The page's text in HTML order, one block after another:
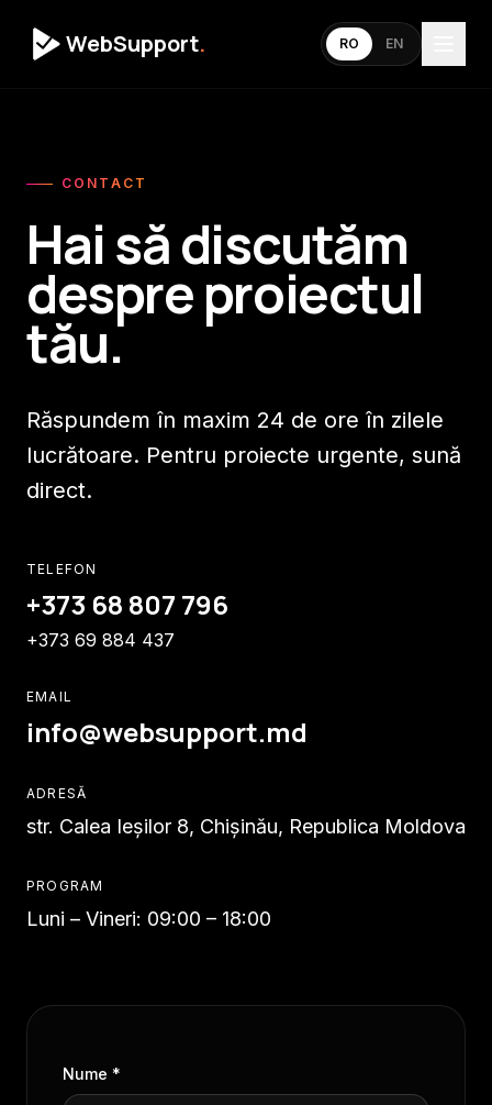
WebSupport. RO EN
CONTACT
Hai să discutăm
despre proiectul
tău.
Răspundem în maxim 24 de ore în zilele
lucrătoare. Pentru proiecte urgente, sună
direct.
TELEFON
+373 68 807 796
+373 69 884 437
EMAIL
info@websupport.md
ADRESĂ
str. Calea Ieşilor 8, Chișinău, Republica Moldova
PROGRAM
Luni – Vineri: 09:00 – 18:00
Nume *